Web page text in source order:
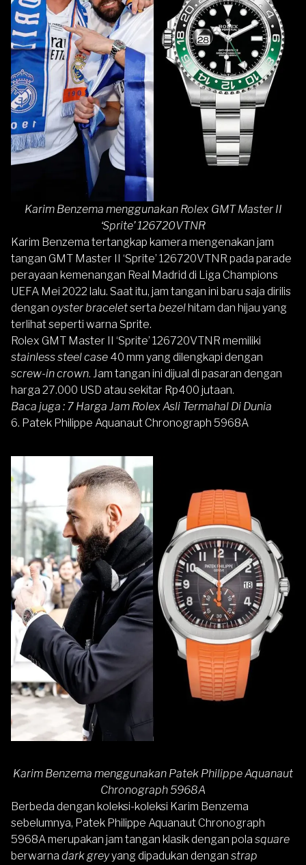
Karim Benzema menggunakan Rolex GMT Master II
‘Sprite’ 126720VTNR
Karim Benzema tertangkap kamera mengenakan jam
tangan GMT Master II ‘Sprite’ 126720VTNR pada parade
perayaan kemenangan Real Madrid di Liga Champions
UEFA Mei 2022 lalu. Saat itu, jam tangan ini baru saja dirilis
dengan oyster braceletserta bezelhitam dan hijau yang
terlihat seperti warna Sprite.
Rolex GMT Master II ‘Sprite’ 126720VTNR memiliki
stainless steel case 40 mm yang dilengkapi dengan
screw-in crown. Jam tangan ini dijual di pasaran dengan
harga 27.000 USD atau sekitar Rp400 jutaan.
Baca juga : 7 Harga Jam Rolex Asli Termahal Di Dunia
6. Patek Philippe Aquanaut Chronograph 5968A
Karim Benzema menggunakan Patek Philippe Aquanaut
Chronograph 5968A
Berbeda dengan koleksi-koleksi Karim Benzema
sebelumnya, Patek Philippe Aquanaut Chronograph
5968A merupakan jam tangan klasik dengan pola square
berwarna dark greyyang dipadukan dengan strap